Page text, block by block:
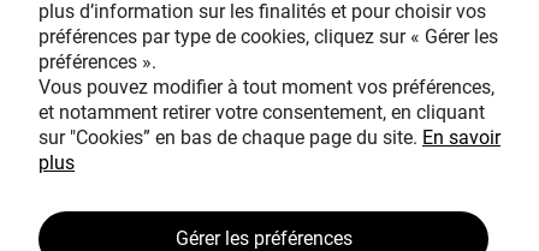
exceptionnel de
TOUS MÉCÈNES !
plus d’information sur les finalités et pour choisir vos
préférences par type de cookies, cliquez sur « Gérer les
préférences ».
Vous pouvez modifier à tout moment vos préférences,
et notamment retirer votre consentement, en cliquant
sur "Cookies” en bas de chaque page du site. En savoir
plus
Gérer les préférences